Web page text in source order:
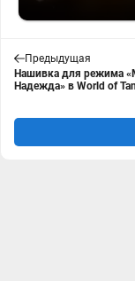
Предыдущая
Нашивка для режима
Надежда» в World of